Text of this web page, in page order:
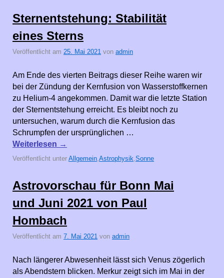
Sternentstehung: Stabilität
eines Sterns
Veröffentlicht am 25. Mai 2021 von admin
Am Ende des vierten Beitrags dieser Reihe waren wir
bei der Zündung der Kernfusion von Wasserstoffkernen
zu Helium-4 angekommen. Damit war die letzte Station
der Sternentstehung erreicht. Es bleibt noch zu
untersuchen, warum durch die Kernfusion das
Schrumpfen der ursprünglichen …
Weiterlesen →
Veröffentlicht unter Allgemein Astrophysik Sonne
Astrovorschau für Bonn Mai
und Juni 2021 von Paul
Hombach
Veröffentlicht am 7. Mai 2021 von admin
Nach längerer Abwesenheit lässt sich Venus zögerlich
als Abendstern blicken. Merkur zeigt sich im Mai in der